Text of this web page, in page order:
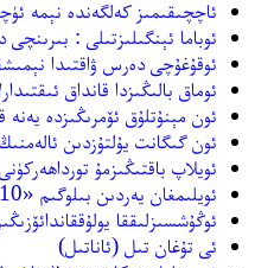
ئاچچىقىمىز كەلگەندە نېمە
ئوباما ئېنگىلىزتىلى :
ئوقۇغۇچى دەرس ۋاقتىدا
ئوماق بالىڭىزدا قانداق
ئون مېنۇتلۇق ئۆمرىڭىزدە يەنە
ئون گىگانت يۇلتۇزدىن
ئويلاپ باقتىڭىزمۇ
ئويلىمغان يەردىن بىلوگىم «10نادىربىلوگ»نى تاللاش پائالىيىتىنىڭ ھەل قىلغۇچ باسقۇچىغا كىرىپتۇ!
ئوڭۇشسىزلىققا
ئى تۇغان تىل (ئاناتىل)